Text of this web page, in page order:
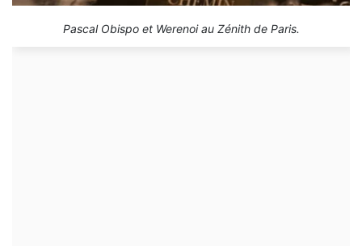
Pascal Obispo et Werenoi au Zénith de Paris.